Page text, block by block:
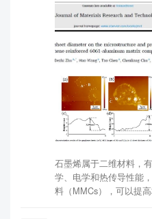
石墨烯属于二维材料，
学、电学和热传导性能
料（MMCs），可以提